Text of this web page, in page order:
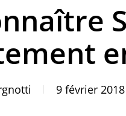
9 février 2018